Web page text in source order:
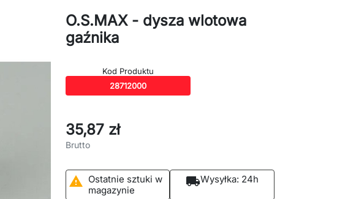
O.S.MAX - dysza wlotowa
gaźnika
Kod Produktu
28712000
35,87 zł
Brutto
 Ostatnie sztuki w
magazynie
local_shippingWysyłka: 24h